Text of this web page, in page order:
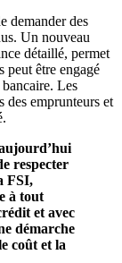
demander des
Un nouveau
détaillé, permet
peut être engagé
Les
des emprunteurs et
respecter
FSI,
à tout
et avec
démarche
coût et la